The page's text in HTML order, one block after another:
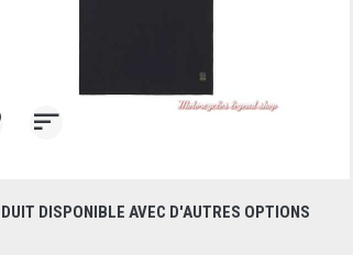
DISPONIBLE AVEC D'AUTRES OPTIONS